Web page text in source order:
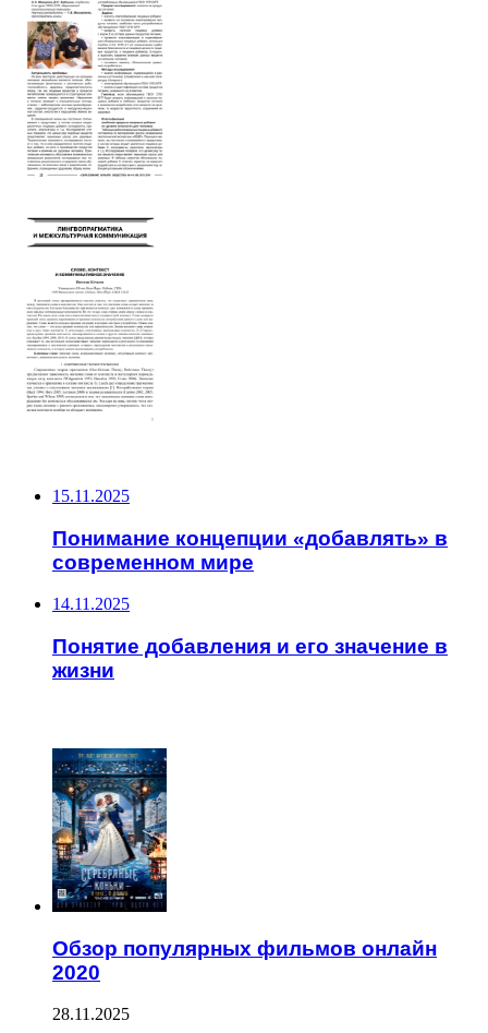
15.11.2025
Понимание концепции «добавлять» в
современном мире
14.11.2025
Понятие добавления и его значение в
жизни
Обзор популярных фильмов онлайн
2020
28.11.2025